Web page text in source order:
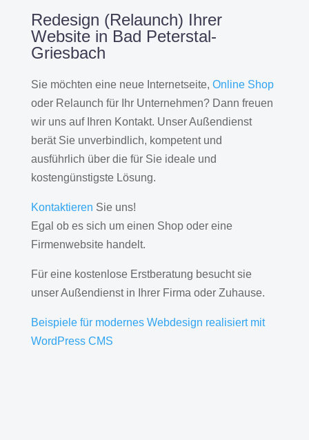
Redesign (Relaunch) Ihrer
Website in Bad Peterstal-
Griesbach
Sie möchten eine neue Internetseite, Online Shop
oder Relaunch für Ihr Unternehmen? Dann freuen
wir uns auf Ihren Kontakt. Unser Außendienst
berät Sie unverbindlich, kompetent und
ausführlich über die für Sie ideale und
kostengünstigste Lösung.
Kontaktieren Sie uns!
Egal ob es sich um einen Shop oder eine
Firmenwebsite handelt.
Für eine kostenlose Erstberatung besucht sie
unser Außendienst in Ihrer Firma oder Zuhause.
Beispiele für modernes Webdesign realisiert mit
WordPress CMS